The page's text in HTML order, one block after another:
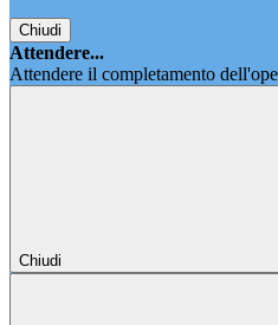
Chiudi
Attendere...
Attendere il completamento
Chiudi